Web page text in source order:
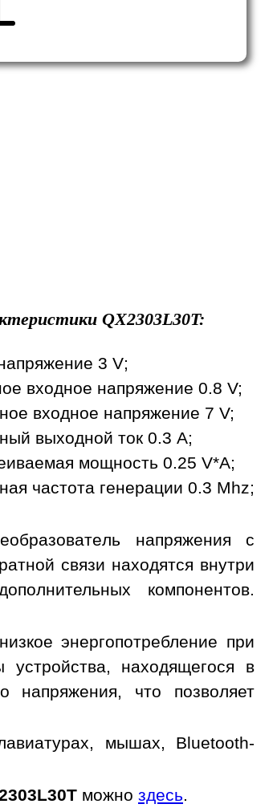
QX2303L30T:
3 V;
входное напряжение 0.8 V;
входное напряжение 7 V;
выходной ток 0.3 A;
мощность 0.25 V*A;
частота генерации 0.3 Mhz;
напряжения с
связи находятся внутри
компонентов.
энергопотребление при
устройства, находящегося в
напряжения, что позволяет
мышах, Bluetooth-
можно здесь.